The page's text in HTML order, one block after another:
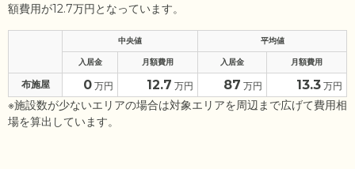
額費用が12.7万円となっています。
中央値 平均値
入居金 月額費用 入居金 月額費用
布施屋 0 万円 12.7 万円 87 万円 13.3 万円
※施設数が少ないエリアの場合は対象エリアを周辺まで広げて費用相
場を算出しています。